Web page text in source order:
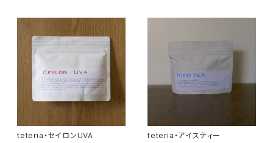
teteria・セイロンUVA teteria・アイスティー